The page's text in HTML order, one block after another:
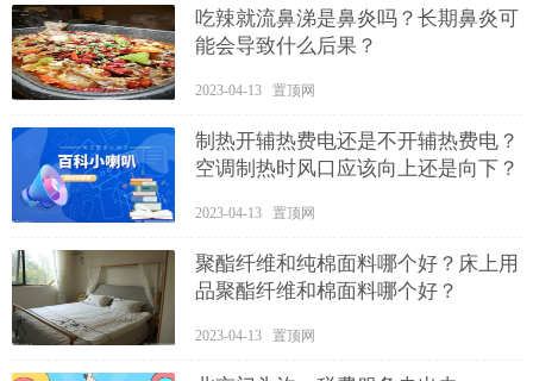
吃辣就流鼻涕是鼻炎吗？长期鼻炎可
能会导致什么后果？
2023-04-13 置顶网
制热开辅热费电还是不开辅热费电？
空调制热时风口应该向上还是向下？
2023-04-13 置顶网
聚酯纤维和纯棉面料哪个好？床上用
品聚酯纤维和棉面料哪个好？
2023-04-13 置顶网